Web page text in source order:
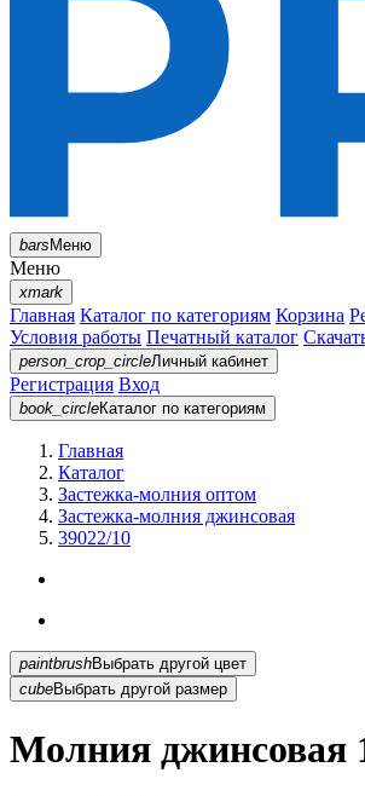
barsМеню
Меню
xmark
Главная Каталог по категориям Корзина
Условия работы Печатный каталог
person_crop_circleЛичный кабинет
Регистрация Вход
book_circleКаталог по категориям
Главная
Каталог
Застежка-молния оптом
Застежка-молния джинсовая
39022/10
paintbrush
Выбрать другой цвет
cubeВыбрать другой размер
Молния джинсовая